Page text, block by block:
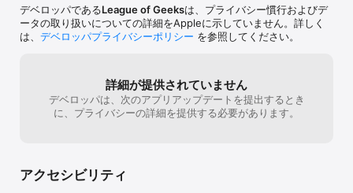
デベロッパであるLeague of Geeksは、プライバシー慣行およびデ
ータの取り扱いについての詳細をAppleに示していません。詳しく
は、 デベロッパプライバシーポリシー を参照してください。
詳細が提供されていません
デベロッパは、次のアプリアップデートを提出するとき
に、プライバシーの詳細を提供する必要があります。
アクセシビリティ